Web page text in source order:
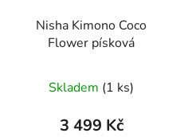
Nisha Kimono Coco
Flower písková
Skladem (1 ks)
3 499 Kč